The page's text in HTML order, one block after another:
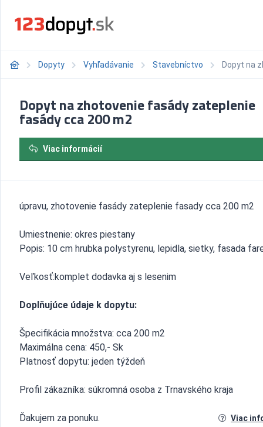
Dopyty Vyhľadávanie Stavebníctvo Dopyt na
Dopyt na zhotovenie fasády zateplenie
fasády cca 200 m2
Viac informácií
úpravu, zhotovenie fasády zateplenie fasady cca 200 m2
Umiestnenie: okres piestany
Popis: 10 cm hrubka polystyrenu, lepidla, sietky, fasada
Veľkosť:komplet dodavka aj s lesenim
Doplňujúce údaje k dopytu:
Špecifikácia množstva: cca 200 m2
Maximálna cena: 450,- Sk
Platnosť dopytu: jeden týždeň
Profil zákazníka: súkromná osoba z Trnavského kraja
Ďakujem za ponuku. Viac